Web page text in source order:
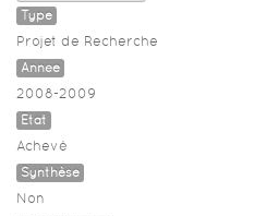
Type
Projet de Recherche
Année
2008-2009
Etat
Achevé
Synthèse
Non